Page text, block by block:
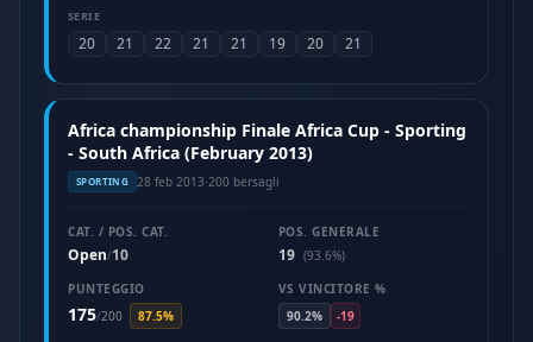
SERIE
20 21 22 21 21 19 20 21
Africa championship Finale Africa Cup - Sporting
- South Africa (February 2013)
SPORTING 28 feb 2013·200 bersagli
CAT. / POS. CAT.
Open/10
POS. GENERALE
19 (93.6%)
PUNTEGGIO
175/200 87.5%
VS VINCITORE %
90.2%
-19